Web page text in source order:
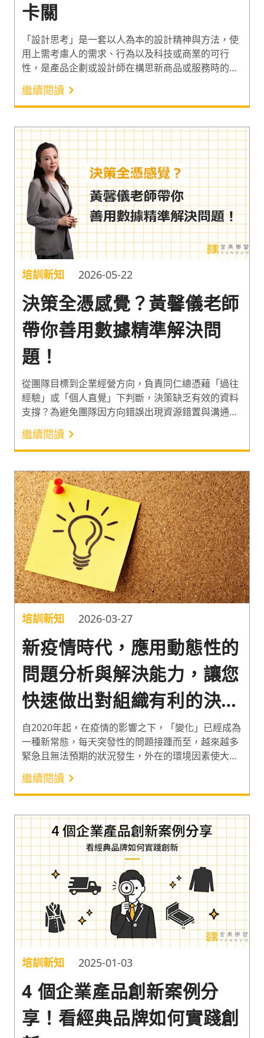
卡關
「設計思考」是一套以人為本的設計精神與方法，使
用上需考慮人的需求、行為以及科技或商業的可行
性，是產品企劃或設計師在構思新商品或服務時的重
要工具。而企業的創新除了新產品或服務的推出，還
包括了流程、管理與商業模式的創新。2023 年的調
查顯示，近 8 成企業將「創新」列為三大優先事項
¹，此外在走向未來的路上位居領先地位的公司，創造
的價值中更有近 70% 來自創新驅動的收入成長²。因
此，創新力其實是公司全員都需具備必要能力！以下
介紹劉恭甫（功夫老師）以設計思考五步驟為基礎，
進而提煉出的「超級創新力」培養方法。一起突破框
架思考，讓創意發想不再卡關吧！
繼續閱讀
培訓新知 2026-05-22
決策全憑感覺？黃馨儀老師
帶你善用數據精準解決問
題！
從團隊目標到企業經營方向，負責同仁總憑藉「過往
經驗」或「個人直覺」下判斷，決策缺乏有效的資料
支撐？為避免團隊因方向錯誤出現資源錯置與溝通內
耗，擁有臺灣大學博士學位與 10 年以上外商品牌營
運經驗的黃馨儀（Cynthia）老師，分享從數據思維
出發的 PACE 決策框架。協助企業消除非理性決策帶
來的隱形成本，提升市場競爭力！
繼續閱讀
培訓新知 2026-03-27
新疫情時代，應用動態性的
問題分析與解決能力，讓您
快速做出對組織有利的決
策！
自2020年起，在疫情的影響之下，「變化」已經成為
一種新常態，每天突發性的問題接踵而至，越來越多
緊急且無法預期的狀況發生，外在的環境因素使大到
企業組織、小至個人生活，都必須隨之應變與調整，
而這些大大小小的問題，也就是彭建文老師所說的
「動態性問題」。
繼續閱讀
培訓新知 2025-01-03
4 個企業產品創新案例分
享！看經典品牌如何實踐創